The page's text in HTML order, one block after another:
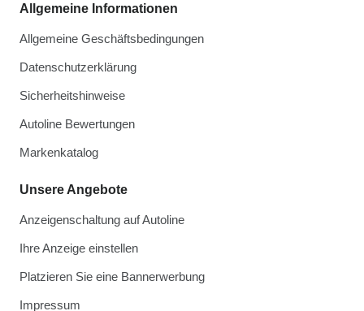
Allgemeine Informationen
Allgemeine Geschäftsbedingungen
Datenschutzerklärung
Sicherheitshinweise
Autoline Bewertungen
Markenkatalog
Unsere Angebote
Anzeigenschaltung auf Autoline
Ihre Anzeige einstellen
Platzieren Sie eine Bannerwerbung
Impressum